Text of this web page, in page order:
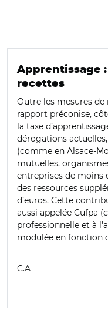
Apprentissage
recettes
Outre les mesures de
rapport préconise,
la taxe
dérogations
(comme en Alsace-
mutuelles,
entreprises de moins
des ressources
d’euros. Cette
aussi appelée Cufpa (c
professionnelle et à
modulée en fonction
C.A